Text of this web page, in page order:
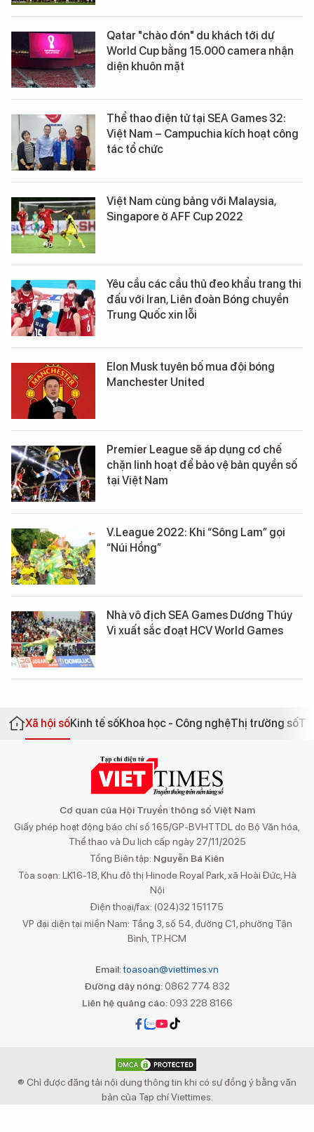
Qatar "chào đón" du khách tới dự
World Cup bằng 15.000 camera nhận
diện khuôn mặt
Thể thao điện tử tại SEA Games 32:
Việt Nam – Campuchia kích hoạt công
tác tổ chức
Việt Nam cùng bảng với Malaysia,
Singapore ở AFF Cup 2022
Yêu cầu các cầu thủ đeo khẩu trang thi
đấu với Iran, Liên đoàn Bóng chuyền
Trung Quốc xin lỗi
Elon Musk tuyên bố mua đội bóng
Manchester United
Premier League sẽ áp dụng cơ chế
chặn linh hoạt để bảo vệ bản quyền số
tại Việt Nam
V.League 2022: Khi “Sông Lam” gọi
“Núi Hồng”
Nhà vô địch SEA Games Dương Thúy
Vi xuất sắc đoạt HCV World Games
Xã hội sốKinh tế sốKhoa học - Công nghệThị trường số
Cơ quan của Hội Truyền thông số Việt Nam
Giấy phép hoạt động báo chí số 165/GP-BVHTTDL do Bộ Văn hóa,
Thể thao và Du lịch cấp ngày 27/11/2025
Tổng Biên tập: Nguyễn Bá Kiên
Tòa soạn: LK16-18, Khu đô thị Hinode Royal Park, xã Hoài Đức, Hà
Nội
Điện thoại/fax: (024)32 151175
VP đại diện tại miền Nam: Tầng 3, số 54, đường C1, phường Tân
Bình, TP.HCM
Email:toasoan@viettimes.vn
Đường dây nóng: 0862 774 832
Liên hệ quảng cáo:093 228 8166
® Chỉ được đăng tải nội dung thông tin khi có sự đồng ý bằng văn
bản của Tạp chí Viettimes.